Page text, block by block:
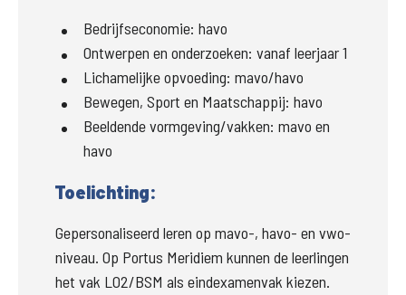
Bedrijfseconomie: havo
Ontwerpen en onderzoeken: vanaf leerjaar 1
Lichamelijke opvoeding: mavo/havo
Bewegen, Sport en Maatschappij: havo
Beeldende vormgeving/vakken: mavo en
havo
Toelichting:
Gepersonaliseerd leren op mavo-, havo- en vwo-
niveau. Op Portus Meridiem kunnen de leerlingen
het vak LO2/BSM als eindexamenvak kiezen.